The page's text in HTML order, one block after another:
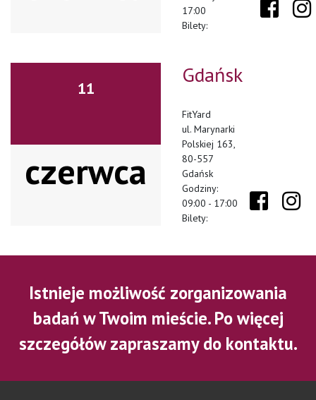
17:00
Bilety:
11
czerwca
Gdańsk
FitYard
ul. Marynarki
Polskiej 163,
80-557
Gdańsk
Godziny:
09:00 - 17:00
Bilety:
Istnieje możliwość zorganizowania
badań w Twoim mieście. Po więcej
szczegółów zapraszamy do kontaktu.